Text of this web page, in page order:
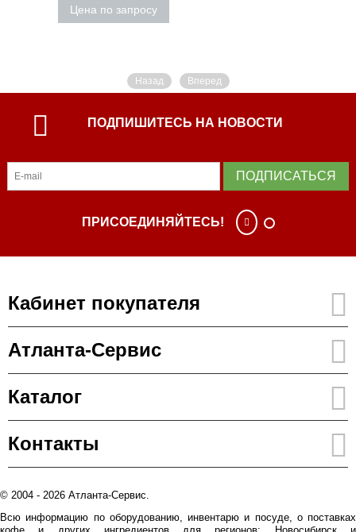
Цена по запросу
Назад Вперед
ПОДПИШИТЕСЬ НА НОВОСТИ
ПОДПИСАТЬСЯ
ПРИСОЕДИНЯЙТЕСЬ!
Кабинет покупателя
Атланта-Сервис
Каталог
Контакты
© 2004 - 2026 Атланта-Сервис.
Всю информацию по оборудованию, инвентарю и посуде, о поставках